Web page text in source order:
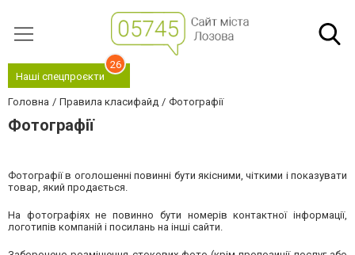
Наші спецпроєкти
26
Головна Правила класифайд Фотографії
Фотографії
Фотографії в оголошенні повинні бути якісними, чіткими і показувати
товар, який продається.
На фотографіях не повинно бути номерів контактної інформації,
логотипів компаній і посилань на інші сайти.